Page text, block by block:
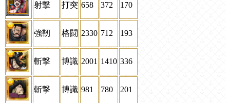
射撃 打突 658 372 170
強靭 格闘 2330 712 193
斬撃 博識 2001 1410 336
斬撃 博識 981 780 201